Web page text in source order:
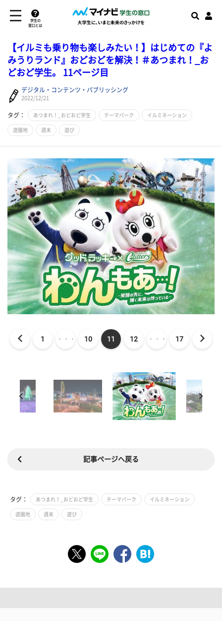
学生の
窓口とは
【イルミも乗り物も楽しみたい！】はじめての『よ
みうりランド』おどおどを解決！＃あつまれ！_お
どおど学生。 11ページ目
デジタル・コンテンツ・パブリッシング
2022/12/21
タグ： あつまれ！_おどおど学生 テーマパーク イルミネーション
遊園地 週末 遊び
1 ・・・ 10 11 12 ・・・ 17
記事ページへ戻る
タグ： あつまれ！_おどおど学生 テーマパーク イルミネーション
遊園地 週末 遊び